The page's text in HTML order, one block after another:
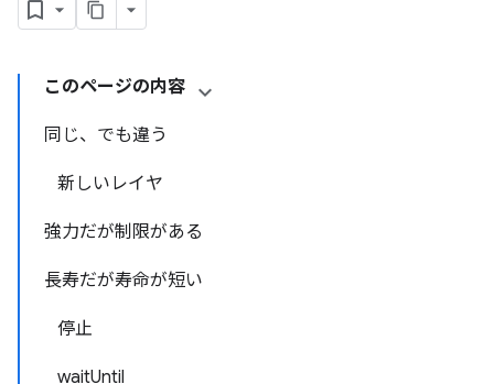
このページの内容
同じ、でも違う
新しいレイヤ
強力だが制限がある
長寿だが寿命が短い
停止
waitUntil